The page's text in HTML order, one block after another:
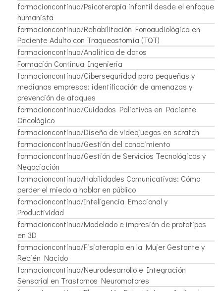
formacioncontinua/Psicoterapia infantil desde el enfoque
humanista
formacioncontinua/Rehabilitación Fonoaudiológica en
Paciente Adulto con Traqueostomía (TQT)
formacioncontinua/Analítica de datos
Formación Continua Ingenieria
formacioncontinua/Ciberseguridad para pequeñas y
medianas empresas: identificación de amenazas y
prevención de ataques
formacioncontinua/Cuidados Paliativos en Paciente
Oncológico
formacioncontinua/Diseño de videojuegos en scratch
formacioncontinua/Gestión del conocimiento
formacioncontinua/Gestión de Servicios Tecnológicos y
Negociación
formacioncontinua/Habilidades Comunicativas: Cómo
perder el miedo a hablar en público
formacioncontinua/Inteligencia Emocional y
Productividad
formacioncontinua/Modelado e impresión de prototipos
en 3D
formacioncontinua/Fisioterapia en la Mujer Gestante y
Recién Nacido
formacioncontinua/Neurodesarrollo e Integración
Sensorial en Trastornos Neuromotores